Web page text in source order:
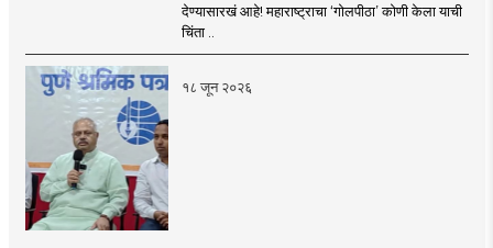
देण्यासारखं आहे! महाराष्ट्राचा ‘गोलपीठा’ कोणी केला याची
चिंता ..
१८ जून २०२६